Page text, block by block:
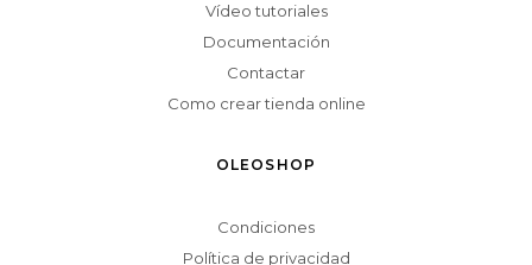
Vídeo tutoriales
Documentación
Contactar
Como crear tienda online
OLEOSHOP
Condiciones
Política de privacidad